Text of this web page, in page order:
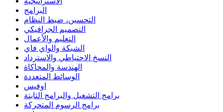
البرامج
التحسين، ضبط النظام
التصميم الجرافيكي
التعليم والأعمال
الشبكة والواي فاي
النسخ الاحتياطي والاسترداد
الهندسة والمحاكاة
الوسائط المتعددة
اوفيس
برامج التشغيل والبرامج الثابتة
برامج الرسوم المتحركة